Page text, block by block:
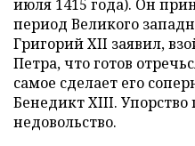
июля 1415 года). Он
период Великого
Григорий XII заявил,
Петра, что готов
самое сделает его
Бенедикт XIII. Упорство
недовольство.